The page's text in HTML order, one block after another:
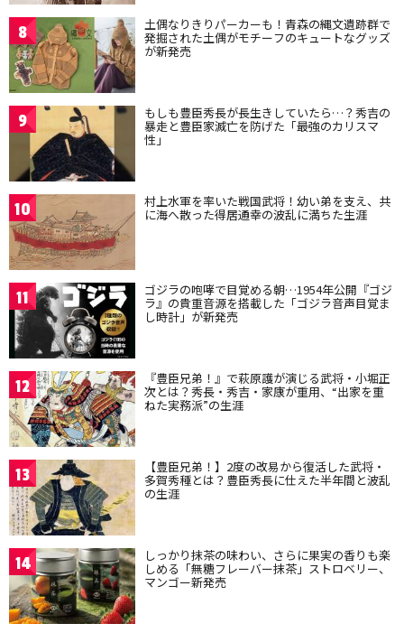
8 土偶なりきりパーカーも！青森の縄文遺跡群で
発掘された土偶がモチーフのキュートなグッズ
が新発売
9 もしも豊臣秀長が長生きしていたら…？秀吉の
暴走と豊臣家滅亡を防げた「最強のカリスマ
性」
10 村上水軍を率いた戦国武将！幼い弟を支え、共
に海へ散った得居通幸の波乱に満ちた生涯
11 ゴジラの咆哮で目覚める朝…1954年公開『ゴジ
ラ』の貴重音源を搭載した「ゴジラ音声目覚ま
し時計」が新発売
12 『豊臣兄弟！』で萩原護が演じる武将・小堀正
次とは？秀長・秀吉・家康が重用、“出家を重
ねた実務派”の生涯
13 【豊臣兄弟！】2度の改易から復活した武将・
多賀秀種とは？豊臣秀長に仕えた半年間と波乱
の生涯
14 しっかり抹茶の味わい、さらに果実の香りも楽
しめる「無糖フレーバー抹茶」ストロベリー、
マンゴー新発売